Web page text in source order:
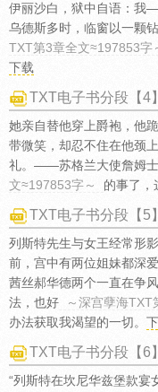
伊丽沙白，狱中自语：
乌德斯多时，临窗以一颗
TXT第3章全文≈197853字
下载
TXT电子书分段【4
她亲自替他穿上爵袍，他
带微笑，却忍不住在他颈
礼。——苏格兰大使詹姆士
文≈197853字～
的事了，
TXT电子书分段【5
列斯特先生与女王经常形
前，宫中有两位姐妹都深
茜丝郝华德两个一直在争
法，也好
～深宫孽海TXT
办法获取我渴望的一切。
TXT电子书分段【6
“列斯特在坎尼华兹堡款宴